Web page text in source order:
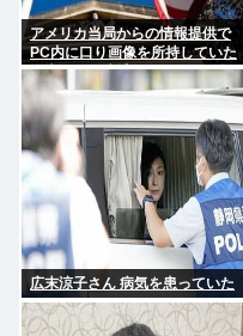
アメリカ当局からの情報提供で
PC内に口り画像を所持していた
日本人男を逮捕
広末涼子さん 病気を患っていた